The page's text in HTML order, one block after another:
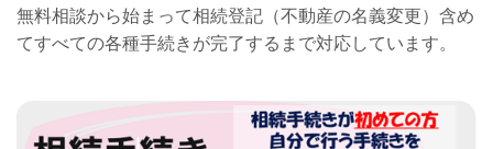
無料相談から始まって相続登記（不動産の名義変更）含め
てすべての各種手続きが完了するまで対応しています。